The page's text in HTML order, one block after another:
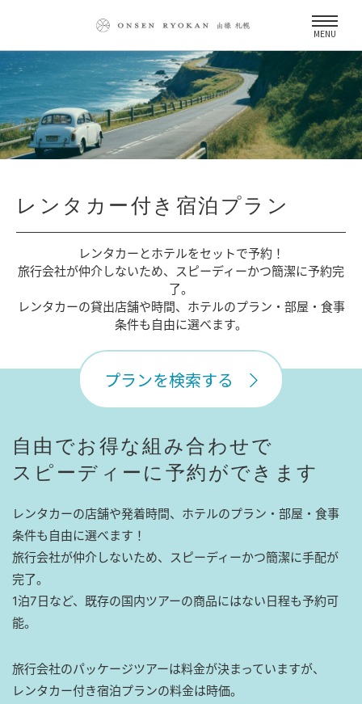
MENU
レンタカー付き宿泊プラン
レンタカーとホテルをセットで予約！
旅行会社が仲介しないため、
スピーディーかつ簡潔に予約完
了。
レンタカーの貸出店舗や時間、 ホテルのプラン・部屋・食事
条件も自由に選べます。
プランを検索する
自由でお得な組み合わせで
スピーディーに予約ができます
レンタカーの店舗や発着時間、ホテルのプラン・部屋・食事
条件も自由に選べます！
旅行会社が仲介しないため、スピーディーかつ簡潔に手配が
完了。
1泊7日など、既存の国内ツアーの商品にはない日程も予約可
能。
旅行会社のパッケージツアーは料金が決まっていますが、
レンタカー付き宿泊プランの料金は時価。